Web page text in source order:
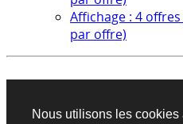
Nous utilisons les cookies
Affichage : 4
par offre)